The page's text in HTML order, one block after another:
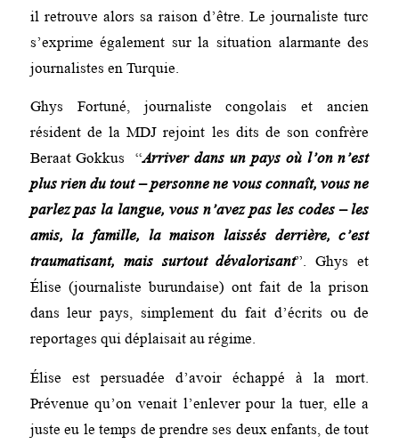
il retrouve alors sa raison d’être. Le journaliste turc
s’exprime également sur la situation alarmante des
journalistes en Turquie.
Ghys Fortuné, journaliste congolais et ancien
résident de la MDJ rejoint les dits de son confrère
Beraat Gokkus “Arriver dans un pays où l’on n’est
plus rien du tout – personne ne vous connaît, vous ne
parlez pas la langue, vous n’avez pas les codes – les
amis, la famille, la maison laissés derrière, c’est
traumatisant, mais surtout dévalorisant”. Ghys et
Élise (journaliste burundaise) ont fait de la prison
dans leur pays, simplement du fait d’écrits ou de
reportages qui déplaisait au régime.
Élise est persuadée d’avoir échappé à la mort.
Prévenue qu’on venait l’enlever pour la tuer, elle a
juste eu le temps de prendre ses deux enfants, de tout